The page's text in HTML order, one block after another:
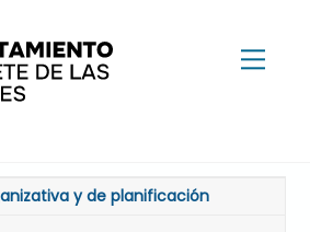
y de planificación